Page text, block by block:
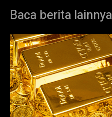
Baca berita lainnya